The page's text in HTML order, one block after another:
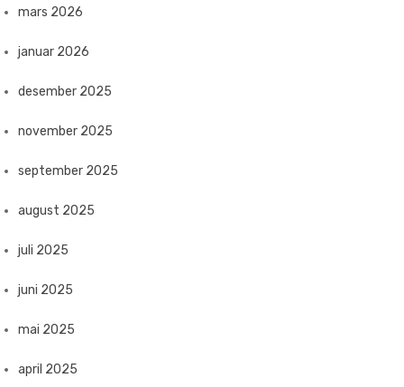
mars 2026
januar 2026
desember 2025
november 2025
september 2025
august 2025
juli 2025
juni 2025
mai 2025
april 2025